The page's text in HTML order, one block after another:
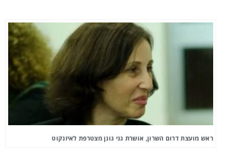
ראש מועצת דרום השרון, אושרת גני גונן מצטרפת לאיזנקוט